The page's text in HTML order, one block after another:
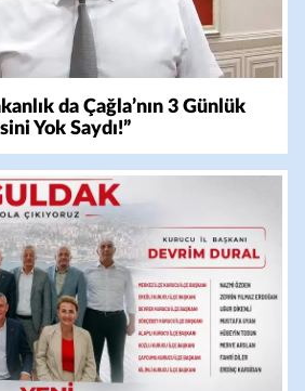
da Çağla’nın 3 Günlük
Yok Saydı!”